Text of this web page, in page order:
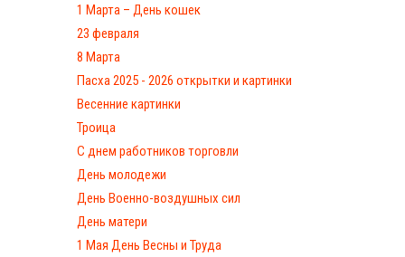
1 Марта – День кошек
23 февраля
8 Марта
Пасха 2025 - 2026 открытки и картинки
Весенние картинки
Троица
С днем работников торговли
День молодежи
День Военно-воздушных сил
День матери
1 Мая День Весны и Труда